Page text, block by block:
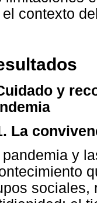
el contexto
y
La
pandemia y
sociales,